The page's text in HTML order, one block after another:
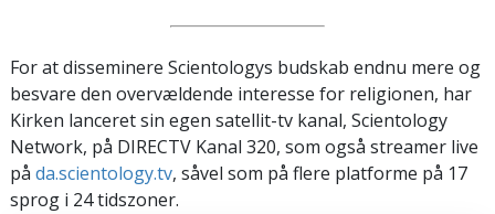
For at disseminere Scientologys budskab endnu mere og
besvare den overvældende interesse for religionen, har
Kirken lanceret sin egen satellit-tv kanal, Scientology
Network, på DIRECTV Kanal 320, som også streamer live
på da.scientology.tv, såvel som på flere platforme på 17
sprog i 24 tidszoner.